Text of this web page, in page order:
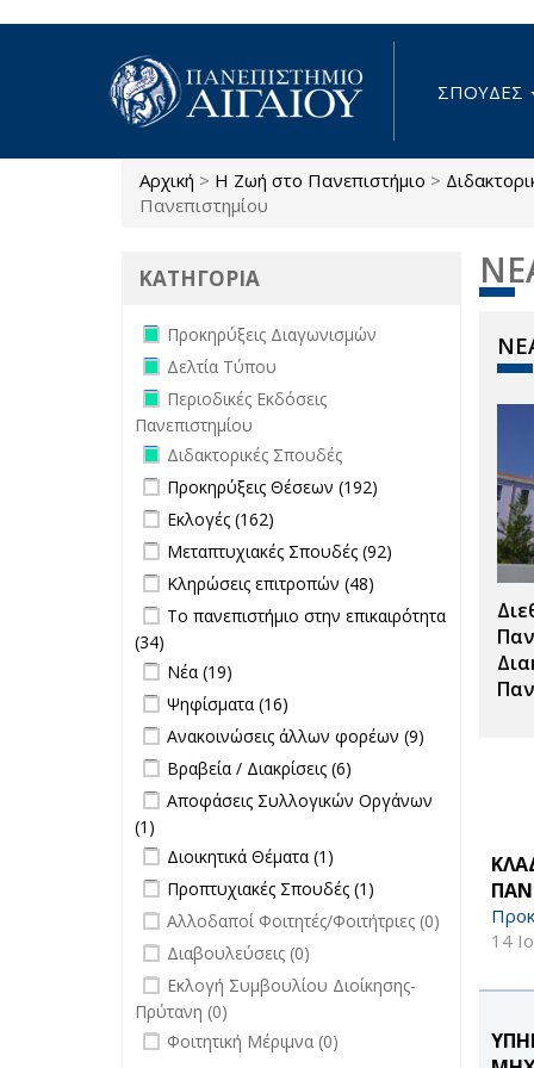
ΣΠΟΥΔΕΣ
Είστε εδώ
Αρχική > Η Ζωή στο Πανεπιστήμιο >
Πανεπιστημίου
14
ΚΑΤΗΓΟΡΙΑ
Remove Προκηρύξεις Διαγωνισμών
filter
Προκηρύξεις Διαγωνισμών
Remove Δελτία Τύπου filter
Δελτία Τύπου
Remove Περιοδικές Εκδόσεις
Πανεπιστημίου filter
Περιοδικές Εκδόσεις
Πανεπιστημίου
Remove Διδακτορικές Σπουδές filter
Διδακτορικές Σπουδές
Apply Προκηρύξεις Θέσεων filter
Προκηρύξεις Θέσεων (192)
filter
Apply Εκλογές filter
Εκλογές (162)
Apply Μεταπτυχιακές Σπουδές filter
Μεταπτυχιακές Σπουδές (92)
Μεταπτυχιακές
Apply Κληρώσεις επιτροπών filter
Κληρώσεις επιτροπών (48)
επιτροπών
Apply Το πανεπιστήμιο στην
επικαιρότητα filter
Το πανεπιστήμιο στην επικαιρότητα
(34)
επικαιρότητα filter
Apply Νέα filter
Νέα (19)
Apply Ψηφίσματα filter
Ψηφίσματα (16)
Apply Ανακοινώσεις άλλων φορέων
filter
Ανακοινώσεις άλλων φορέων (9)
φορέων filter
Apply Βραβεία / Διακρίσεις filter
Βραβεία / Διακρίσεις (6)
Διακρίσεις
Apply Αποφάσεις Συλλογικών
Οργάνων filter
Αποφάσεις Συλλογικών Οργάνων
(1)
Οργάνων filter
Apply Διοικητικά Θέματα filter
Διοικητικά Θέματα (1)
Apply Προπτυχιακές Σπουδές filter
Προπτυχιακές Σπουδές (1)
Σπουδές filter
undefined
Αλλοδαποί Φοιτητές/Φοιτήτριες (0)
undefined
Διαβουλεύσεις (0)
undefined
Εκλογή Συμβουλίου Διοίκησης-
Πρύτανη (0)
undefined
Φοιτητική Μέριμνα (0)